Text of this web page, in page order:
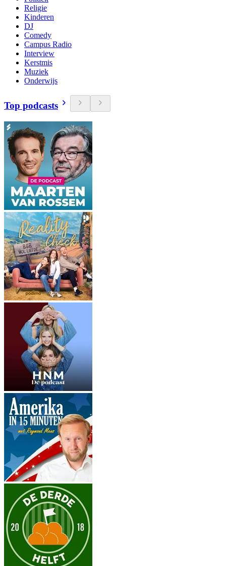
Religie
Kinderen
DJ
Comedy
Campus Radio
Interview
Kerstmis
Muziek
Onderwijs
Top podcasts